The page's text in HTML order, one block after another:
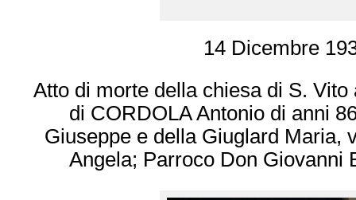
14 Dicembre
Atto di morte della chiesa di S. Vito
di CORDOLA Antonio di anni
Giuseppe e della Giuglard Maria,
Angela; Parroco Don Giovanni